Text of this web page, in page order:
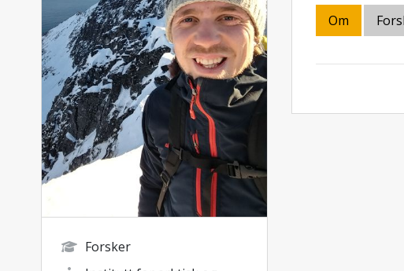
Forsker
Om